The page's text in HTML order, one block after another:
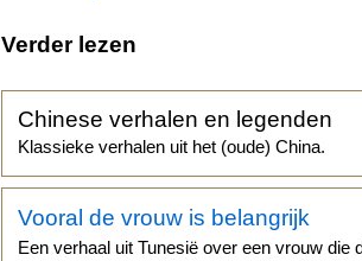
Verder lezen
Chinese verhalen en legenden
Klassieke verhalen uit het (oude) China.
Vooral de vrouw is belangrijk
Een verhaal uit Tunesië over een vrouw die